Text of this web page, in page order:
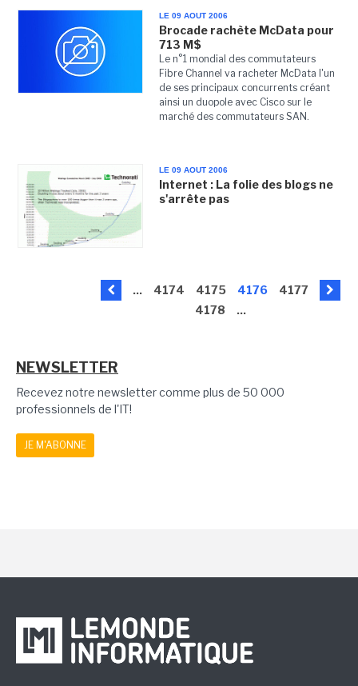
LE 09 AOUT 2006
Brocade rachète McData pour
713 M$
Le n°1 mondial des commutateurs
Fibre Channel va racheter McData l'un
de ses principaux concurrents créant
ainsi un duopole avec Cisco sur le
marché des commutateurs SAN.
LE 09 AOUT 2006
Internet : La folie des blogs ne
s'arrête pas
... 4174 4175 4176
4177
4178
...
NEWSLETTER
Recevez notre newsletter comme plus de 50 000
professionnels de l'IT!
JE M'ABONNE